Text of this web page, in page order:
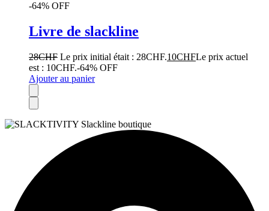
-64% OFF
Livre de slackline
28CHF Le prix initial était : 28CHF.10CHFLe prix actuel
est : 10CHF.-64% OFF
Ajouter au panier